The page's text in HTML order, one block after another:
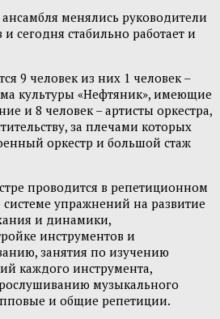
менялись руководители
сегодня стабильно работает и
9 человек из них 1 человек –
культуры «Нефтяник», имеющие
и 8 человек – артисты оркестра,
за плечами которых
оркестр и большой стаж
проводится в репетиционном
системе упражнений на развитие
и динамики,
инструментов и
занятия по изучению
каждого инструмента,
музыкального
и общие репетиции.